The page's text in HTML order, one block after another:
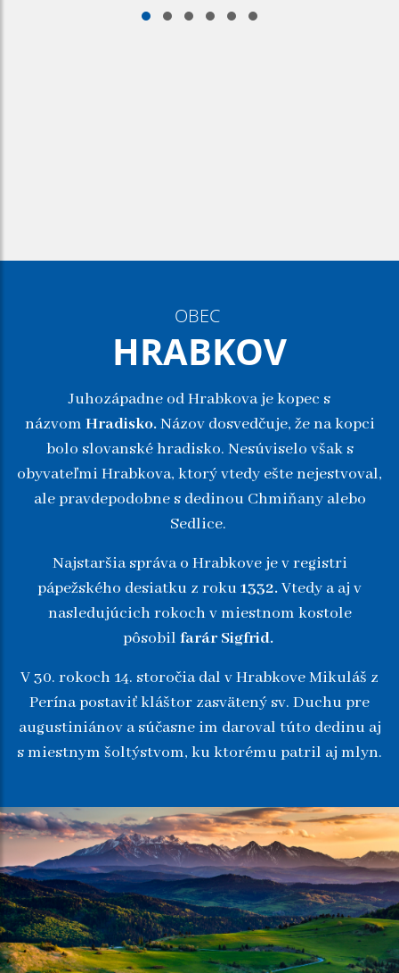
OBEC
HRABKOV
Juhozápadne od Hrabkova je kopec s
názvom Hradisko.Názov dosvedčuje, že na kopci
bolo slovanské hradisko. Nesúviselo však s
obyvateľmi Hrabkova, ktorý vtedy ešte nejestvoval,
ale pravdepodobne s dedinou Chmiňany alebo
Sedlice.
Najstaršia správa o Hrabkove je v registri
pápežského desiatku z roku1332.Vtedy a aj v
nasledujúcich rokoch v miestnom kostole
pôsobil farár Sigfrid.
V 30. rokoch 14. storočia dal v Hrabkove Mikuláš z
Perína postaviť kláštor zasvätený sv. Duchu pre
augustiniánov a súčasne im daroval túto dedinu aj
s miestnym šoltýstvom, ku ktorému patril aj mlyn.